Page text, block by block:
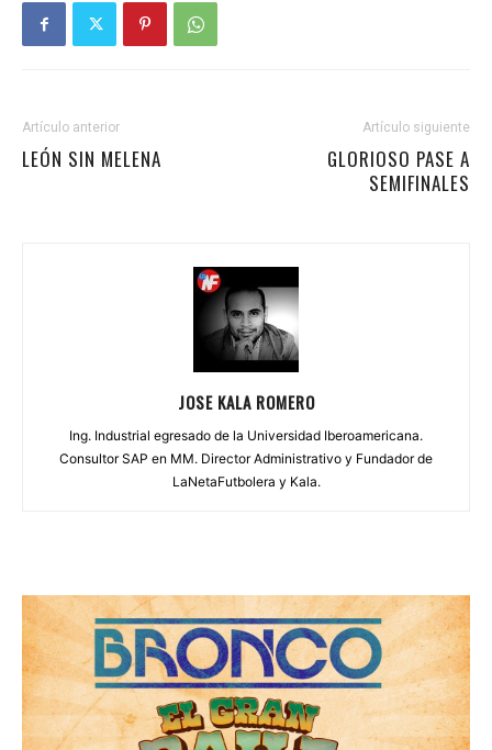
Artículo anterior
LEÓN SIN MELENA
Artículo siguiente
GLORIOSO PASE A
SEMIFINALES
JOSE KALA ROMERO
Ing. Industrial egresado de la Universidad Iberoamericana.
Consultor SAP en MM. Director Administrativo y Fundador de
LaNetaFutbolera y Kala.